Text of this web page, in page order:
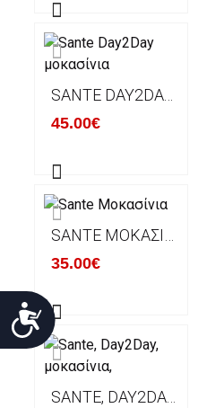
Προσιτότητα
SANTE DAY2DAY ΜΟΚΑΣΊΝΙΑ
45.00€
35.00€
SANTE, DAY2DAY, ΜΟΚΑΣΊΝΙΑ,